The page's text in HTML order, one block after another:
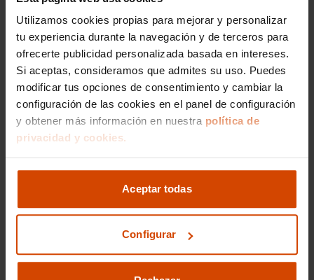
Utilizamos cookies propias para mejorar y personalizar
tu experiencia durante la navegación y de terceros para
ofrecerte publicidad personalizada basada en intereses.
Si aceptas, consideramos que admites su uso. Puedes
modificar tus opciones de consentimiento y cambiar la
configuración de las cookies en el panel de configuración
y obtener más información en nuestra política de
privacidad y cookies.
Aceptar todas
Configurar
Vehículos recomendados